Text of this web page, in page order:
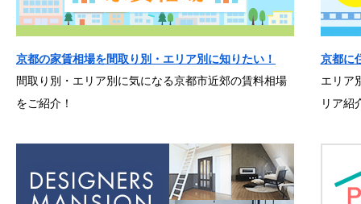
京都の家賃相場を間取り別・エリア別に知りたい！
間取り別・エリア別に気になる京都市近郊の賃料相場
をご紹介！
京都に
エリア
リア紹